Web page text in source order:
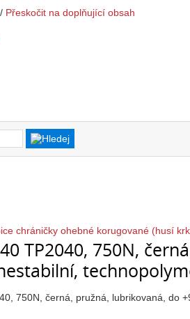
/ Přeskočit na doplňující obsah
chráničky ohebné korugované (husí
TP2040, 750N,